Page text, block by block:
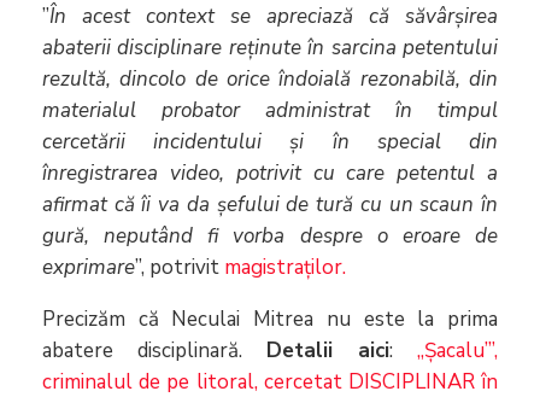
”În acest context se apreciază că săvârşirea
abaterii disciplinare reţinute în sarcina petentului
rezultă, dincolo de orice îndoială rezonabilă, din
materialul probator administrat în timpul
cercetării incidentului și în special din
înregistrarea video, potrivit cu care petentul a
afirmat că îi va da șefului de tură cu un scaun în
gură, neputând fi vorba despre o eroare de
exprimare”, potrivit magistraților.
Precizăm că Neculai Mitrea nu este la prima
abatere disciplinară. Detalii aici: „Șacalu’”,
criminalul de pe litoral, cercetat DISCIPLINAR în